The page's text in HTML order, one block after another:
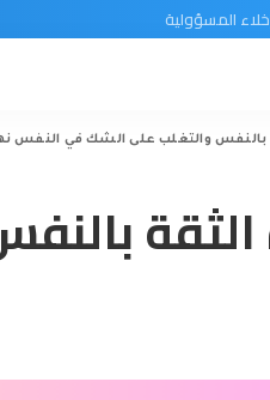
المسؤولية
بالنفس والتغلب على الشك في النفس
الثقة